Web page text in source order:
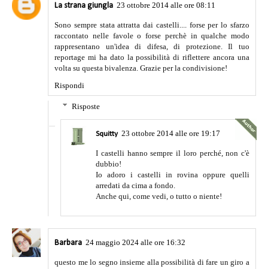
La strana giungla 23 ottobre 2014 alle ore 08:11
Sono sempre stata attratta dai castelli.... forse per lo sfarzo
raccontato nelle favole o forse perchè in qualche modo
rappresentano un'idea di difesa, di protezione. Il tuo
reportage mi ha dato la possibilità di riflettere ancora una
volta su questa bivalenza. Grazie per la condivisione!
Rispondi
Risposte
Squitty 23 ottobre 2014 alle ore 19:17
I castelli hanno sempre il loro perché, non c'è
dubbio!
Io adoro i castelli in rovina oppure quelli
arredati da cima a fondo.
Anche qui, come vedi, o tutto o niente!
Barbara 24 maggio 2024 alle ore 16:32
questo me lo segno insieme alla possibilità di fare un giro a